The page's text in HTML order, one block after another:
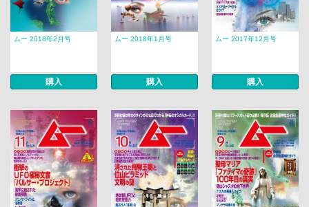
ムー 2018年2月号
購入
ムー 2018年1月号
購入
ムー 2017年12月号
購入